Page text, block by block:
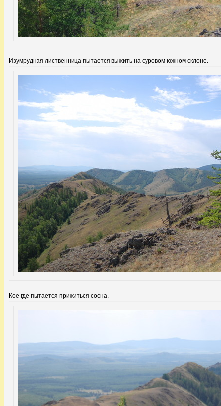
Изумрудная лиственница пытается выжить на суровом южном склоне.
Кое где пытается прижиться сосна.